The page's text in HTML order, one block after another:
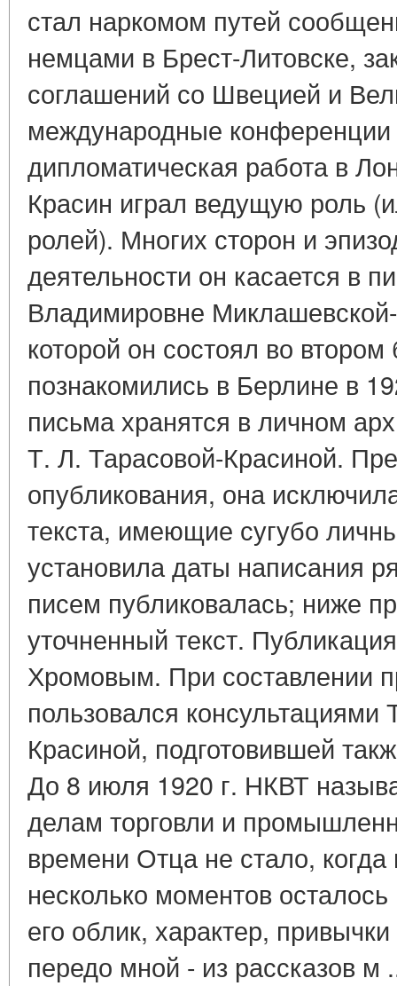
стал наркомом путей
немцами в Брест-Литовске,
соглашений со Швецией и
международные конференции
дипломатическая работа в
Красин играл ведущую роль
ролей). Многих сторон и
деятельности он касается в
Владимировне
которой он состоял во втором
познакомились в Берлине в
письма хранятся в личном
Т. Л. Тарасовой-Красиной.
опубликования, она
текста, имеющие сугубо
установила даты написания
писем публиковалась; ниже
уточненный текст.
Хромовым. При составлении
пользовался консультациями
Красиной, подготовившей
До 8 июля 1920 г. НКВТ
делам торговли и
времени Отца не стало,
несколько моментов
его облик, характер,
передо мной - из рассказов м